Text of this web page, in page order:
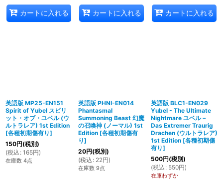
カートに入れる カートに入れる カートに入れる
英語版 MP25-EN151
Spirit of Yubel スピリ
ット・オブ・ユベル (ウ
ルトラレア) 1st Edition
[各種初期傷有り]
150円(税別)
(税込 : 165円)
在庫数 4点
英語版 PHNI-EN014
Phantasmal
Summoning Beast 幻魔
の召喚神 (ノーマル) 1st
Edition [各種初期傷有
り]
20円(税別)
(税込 : 22円)
在庫数 9点
英語版 BLC1-EN029
Yubel - The Ultimate
Nightmare ユベル－
Das Extremer Traurig
Drachen (ウルトラレア)
1st Edition [各種初期傷
有り]
500円(税別)
(税込 : 550円)
在庫わずか